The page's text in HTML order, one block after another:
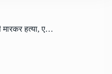
/ पंजाबी गायक सिद्धू मूसेवाला की गोली मारकर हत्या, एक दिन पहले सरकार ने हटाई थी सुरक्षा